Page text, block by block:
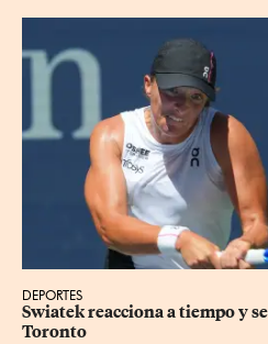
DEPORTES
Swiatek reacciona a tiempo y
Toronto